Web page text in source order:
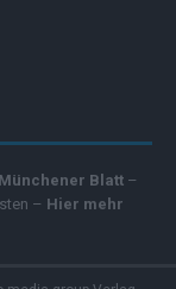
Münchener Blatt –
– Hier mehr